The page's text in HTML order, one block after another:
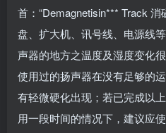
首：“Demagnetisin*** Track
盘、扩大机、讯号线、电源线
声器的地方之温度及湿度变化
使用过的扬声器在没有足够的
有轻微硬化出现；若已完成以
用一段时间的情况下，建议应